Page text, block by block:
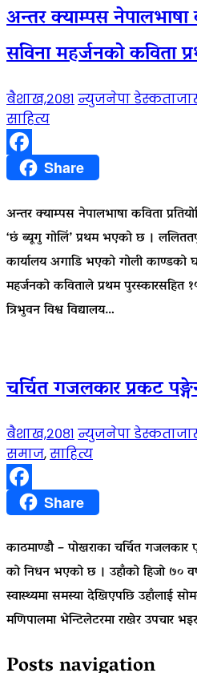
अन्तर क्याम्पस नेपालभाषा
सविना महर्जनको कविता
बैशाख,२०८१ न्युजनेपा डेस्क
साहित्य
FacebookShare
अन्तर क्याम्पस नेपालभाषा कविता
‘छं ब्यूगु गोलिं’ प्रथम भएको छ ।
कार्यालय अगाडि भएको गोली काण्डको
महर्जनको कविताले प्रथम पुरस्कारसहित
त्रिभुवन विश्व विद्यालय…
चर्चित गजलकार प्रकट
बैशाख,२०८१ न्युजनेपा डेस्क
समाज,साहित्य
FacebookShare
काठमाण्डौ – पोखराका चर्चित गजलकार
को निधन भएको छ । उहाँको हिजो ७०
स्वास्थ्यमा समस्या देखिएपछि उहाँलाई
मणिपालमा भेन्टिलेटरमा राखेर उपचार